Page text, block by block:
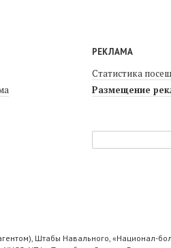
РЕКЛАМА
Статистика
Размещение
Штабы Навального, «Национал-